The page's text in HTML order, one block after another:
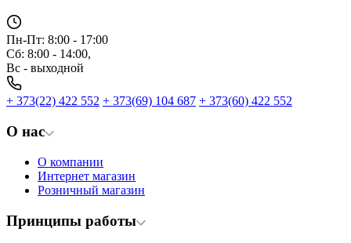
Пн-Пт: 8:00 - 17:00
Сб: 8:00 - 14:00,
Вс - выходной
+ 373(22) 422 552 + 373(69) 104 687 + 373(60) 422 552
О нас
О компании
Интернет магазин
Розничный магазин
Принципы работы